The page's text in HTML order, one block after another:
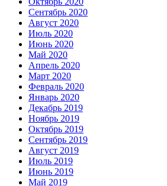
Сентябрь 2020
Август 2020
Июль 2020
Июнь 2020
Май 2020
Апрель 2020
Март 2020
Февраль 2020
Январь 2020
Декабрь 2019
Ноябрь 2019
Октябрь 2019
Сентябрь 2019
Август 2019
Июль 2019
Июнь 2019
Май 2019